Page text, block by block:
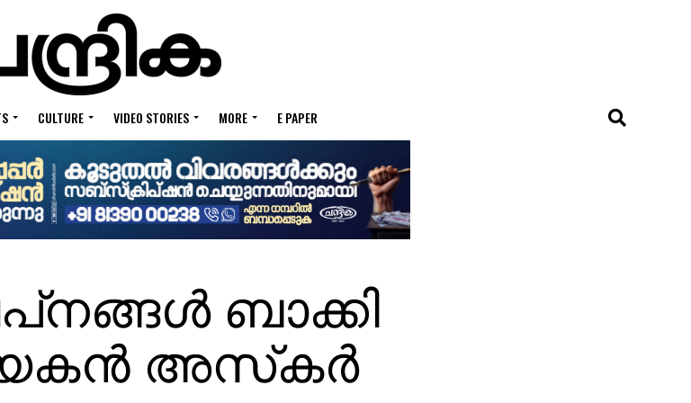
CULTURE VIDEO STORIES MORE E PAPER
ബാക്കി
അസ്‌കർ